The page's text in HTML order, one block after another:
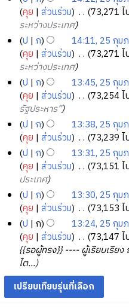
ว
า
ม
ย่
อ
ก
า
ร
แ
ก้
ไ
ข
คุย ส่วนร่วม ‎ 73,271
ระหว่างประเทศ
ป ก 14:11, 25 กุม
คุย ส่วนร่วม ‎ 73,271
ระหว่างประเทศ
ป ก 13:45, 25 กุม
คุย ส่วนร่วม ‎ 73,254
รัฐประหาร”
ป ก 13:38, 25 กุม
คุย ส่วนร่วม ‎ 73,239
ไ
ม่
มี
ค
ว
า
ม
ย่
อ
ก
า
ร
ป ก 13:31, 25 กุม
คุย ส่วนร่วม ‎ 73,151
ประเทศ
ป ก 13:30, 25 กุม
คุย ส่วนร่วม ‎ 73,153
ไ
ม่
มี
ค
ว
า
ม
ป ก 13:24, 25 กุม
คุย ส่วนร่วม ‎ 73,147
{{รอผู้ทรง}} ---- ผู้เรียบเรีย
ไต...